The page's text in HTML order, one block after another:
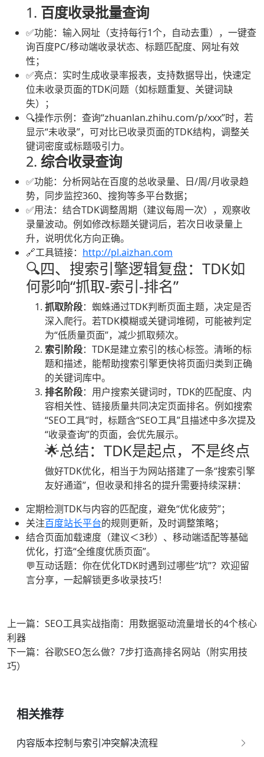
1. 百度收录批量查询
✅功能：输入网址（支持每行1个，自动去重），一键查
询百度PC/移动端收录状态、标题匹配度、网址有效
性；
✅亮点：实时生成收录率报表，支持数据导出，快速定
位未收录页面的TDK问题（如标题重复、关键词缺
失）；
🔍操作示例：查询“zhuanlan.zhihu.com/p/xxx”时，若
显示“未收录”，可对比已收录页面的TDK结构，调整关
键词密度或标题吸引力。
2. 综合收录查询
✅功能：分析网站在百度的总收录量、日/周/月收录趋
势，同步监控360、搜狗等多平台数据；
✅用法：结合TDK调整周期（建议每周一次），观察收
录量波动。例如修改标题关键词后，若次日收录量上
升，说明优化方向正确。
🔗工具链接： http://pl.aizhan.com
🔍四、搜索引擎逻辑复盘：TDK如
何影响“抓取-索引-排名”
抓取阶段：蜘蛛通过TDK判断页面主题，决定是否
深入爬行。若TDK模糊或关键词堆砌，可能被判定
为“低质量页面”，减少抓取频次。
索引阶段：TDK是建立索引的核心标签。清晰的标
题和描述，能帮助搜索引擎更快将页面归类到正确
的关键词库中。
排名阶段：用户搜索关键词时，TDK的匹配度、内
容相关性、链接质量共同决定页面排名。例如搜索
“SEO工具”时，标题含“SEO工具”且描述中多次提及
“收录查询”的页面，会优先展示。
🌟总结：TDK是起点，不是终点
做好TDK优化，相当于为网站搭建了一条“搜索引擎
友好通道”，但收录和排名的提升需要持续深耕：
定期检测TDK与内容的匹配度，避免“优化疲劳”；
关注百度站长平台的规则更新，及时调整策略；
结合页面加载速度（建议＜3秒）、移动端适配等基础
优化，打造“全维度优质页面”。
💬互动话题：你在优化TDK时遇到过哪些“坑”？欢迎留
言分享，一起解锁更多收录技巧！
上一篇：SEO工具实战指南：用数据驱动流量增长的4个核心
利器
下一篇：谷歌SEO怎么做？7步打造高排名网站（附实用技
巧）
相关推荐
内容版本控制与索引冲突解决流程